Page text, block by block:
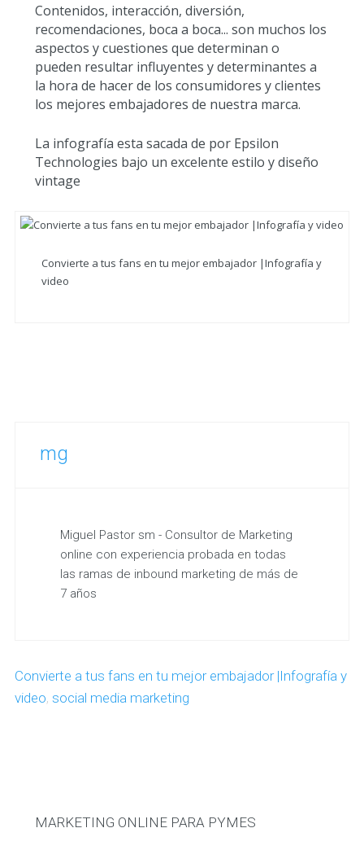
Contenidos, interacción, diversión,
recomendaciones, boca a boca... son muchos los
aspectos y cuestiones que determinan o
pueden resultar influyentes y determinantes a
la hora de hacer de los consumidores y clientes
los mejores embajadores de nuestra marca.
La infografía esta sacada de por Epsilon
Technologies bajo un excelente estilo y diseño
vintage
Convierte a tus fans en tu mejor embajador |Infografía y
video
mg
Miguel Pastor sm - Consultor de Marketing
online con experiencia probada en todas
las ramas de inbound marketing de más de
7 años
Convierte a tus fans en tu mejor embajador |Infografía y
video, social media marketing
MARKETING ONLINE PARA PYMES